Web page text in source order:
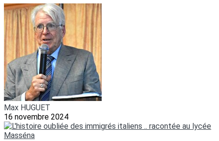
Max HUGUET
16 novembre 2024